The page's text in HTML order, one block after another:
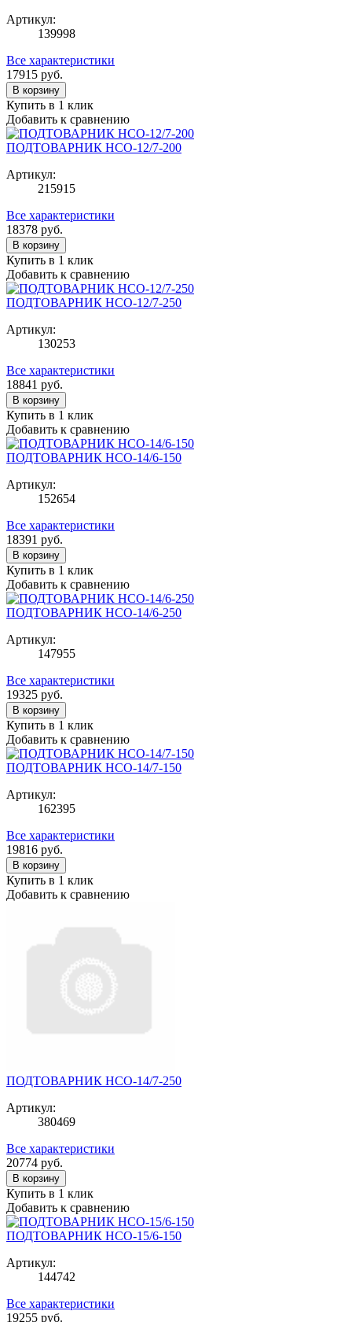
Артикул:
139998
Все характеристики
17915 руб.
В корзину
Купить в 1 клик
Добавить к сравнению
ПОДТОВАРНИК НСО-12/7-200
Артикул:
215915
Все характеристики
18378 руб.
В корзину
Купить в 1 клик
Добавить к сравнению
ПОДТОВАРНИК НСО-12/7-250
Артикул:
130253
Все характеристики
18841 руб.
В корзину
Купить в 1 клик
Добавить к сравнению
ПОДТОВАРНИК НСО-14/6-150
Артикул:
152654
Все характеристики
18391 руб.
В корзину
Купить в 1 клик
Добавить к сравнению
ПОДТОВАРНИК НСО-14/6-250
Артикул:
147955
Все характеристики
19325 руб.
В корзину
Купить в 1 клик
Добавить к сравнению
ПОДТОВАРНИК НСО-14/7-150
Артикул:
162395
Все характеристики
19816 руб.
В корзину
Купить в 1 клик
Добавить к сравнению
ПОДТОВАРНИК НСО-14/7-250
Артикул:
380469
Все характеристики
20774 руб.
В корзину
Купить в 1 клик
Добавить к сравнению
ПОДТОВАРНИК НСО-15/6-150
Артикул:
144742
Все характеристики
19255 руб.